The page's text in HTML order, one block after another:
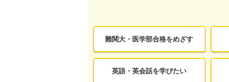
難関大・医学部合格をめざす
英語・英会話を学びたい